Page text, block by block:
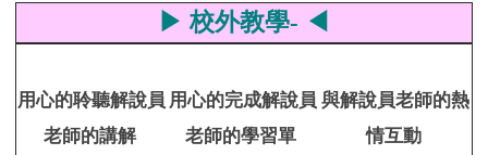
▶ 校外教學- ◀
用心的聆聽解說員
老師的講解
用心的完成解說員
老師的學習單
與解說員老師的熱
情互動